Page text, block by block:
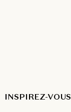
INSPIREZ-VOUS